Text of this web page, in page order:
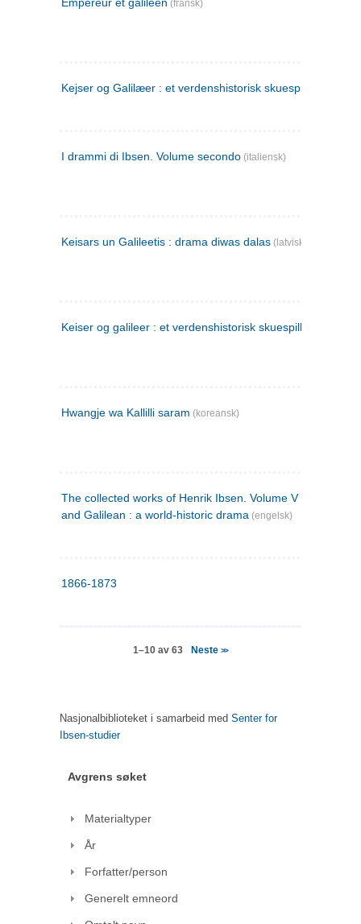
Empereur et galiléen (fransk)
Kejser og Galilæer : et verdenshistorisk skuespil
I drammi di Ibsen. Volume secondo (italiensk)
Keisars un Galileetis : drama diwas dalas (latvisk)
Keiser og galileer : et verdenshistorisk skuespill (1873)
Hwangje wa Kallilli saram (koreansk)
The collected works of Henrik Ibsen. Volume V : Emperor
and Galilean : a world-historic drama (engelsk)
1866-1873
1–10 av 63 Neste>>
Nasjonalbiblioteket i samarbeid med Senter for
Ibsen-studier
Avgrens søket
Materialtyper
År
Forfatter/person
Generelt emneord